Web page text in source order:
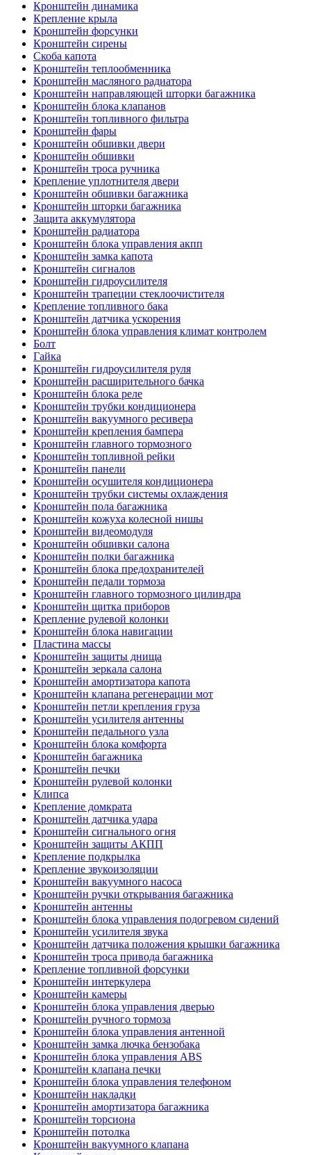
Кронштейн динамика
Крепление крыла
Кронштейн форсунки
Кронштейн сирены
Скоба капота
Кронштейн теплообменника
Кронштейн масляного радиатора
Кронштейн направляющей шторки багажника
Кронштейн блока клапанов
Кронштейн топливного фильтра
Кронштейн фары
Кронштейн обшивки двери
Кронштейн обшивки
Кронштейн троса ручника
Крепление уплотнителя двери
Кронштейн обшивки багажника
Кронштейн шторки багажника
Защита аккумулятора
Кронштейн радиатора
Кронштейн блока управления акпп
Кронштейн замка капота
Кронштейн сигналов
Кронштейн гидроусилителя
Кронштейн трапеции стеклоочистителя
Крепление топливного бака
Кронштейн датчика ускорения
Кронштейн блока управления климат контролем
Болт
Гайка
Кронштейн гидроусилителя руля
Кронштейн расширительного бачка
Кронштейн блока реле
Кронштейн трубки кондиционера
Кронштейн вакуумного ресивера
Кронштейн крепления бампера
Кронштейн главного тормозного
Кронштейн топливной рейки
Кронштейн панели
Кронштейн осушителя кондиционера
Кронштейн трубки системы охлаждения
Кронштейн пола багажника
Кронштейн кожуха колесной нишы
Кронштейн видеомодуля
Кронштейн обшивки салона
Кронштейн полки багажника
Кронштейн блока предохранителей
Кронштейн педали тормоза
Кронштейн главного тормозного цилиндра
Кронштейн щитка приборов
Крепление рулевой колонки
Кронштейн блока навигации
Пластина массы
Кронштейн защиты днища
Кронштейн зеркала салона
Кронштейн амортизатора капота
Кронштейн клапана регенерации мот
Кронштейн петли крепления груза
Кронштейн усилителя антенны
Кронштейн педального узла
Кронштейн блока комфорта
Кронштейн багажника
Кронштейн печки
Кронштейн рулевой колонки
Клипса
Крепление домкрата
Кронштейн датчика удара
Кронштейн сигнального огня
Кронштейн защиты АКПП
Крепление подкрылка
Крепление звукоизоляции
Кронштейн вакуумного насоса
Кронштейн ручки открывания багажника
Кронштейн антенны
Кронштейн блока управления подогревом сидений
Кронштейн усилителя звука
Кронштейн датчика положения крышки багажника
Кронштейн троса привода багажника
Крепление топливной форсунки
Кронштейн интеркулера
Кронштейн камеры
Кронштейн блока управления дверью
Кронштейн ручного тормоза
Кронштейн блока управления антенной
Кронштейн замка лючка бензобака
Кронштейн блока управления ABS
Кронштейн клапана печки
Кронштейн блока управления телефоном
Кронштейн накладки
Кронштейн амортизатора багажника
Кронштейн торсиона
Кронштейн потолка
Кронштейн вакуумного клапана